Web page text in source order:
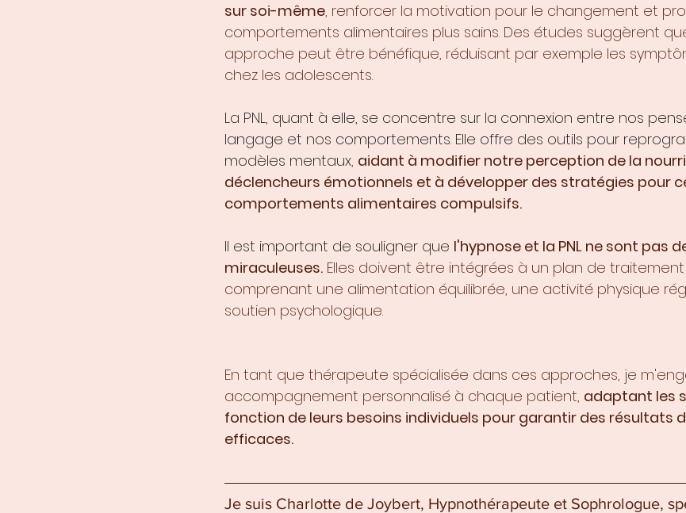
sur soi-même, renforcer la motivation pour le changement et
comportements alimentaires plus sains. Des études suggèrent
approche peut être bénéfique, réduisant par exemple les
chez les adolescents.
La PNL, quant à elle, se concentre sur la connexion entre nos
langage et nos comportements. Elle offre des outils pour
modèles mentaux, aidant à modifier notre perception de la
déclencheurs émotionnels et à développer des stratégies pour
comportements alimentaires compulsifs.
Il est important de souligner que l'hypnose et la PNL ne sont pas
miraculeuses. Elles doivent être intégrées à un plan de
comprenant une alimentation équilibrée, une activité physique
soutien psychologique.
En tant que thérapeute spécialisée dans ces approches, je
accompagnement personnalisé à chaque patient, adaptant les
fonction de leurs besoins individuels pour garantir des résultats
efficaces.
Je suis Charlotte de Joybert, Hypnothérapeute et Sophrologue,